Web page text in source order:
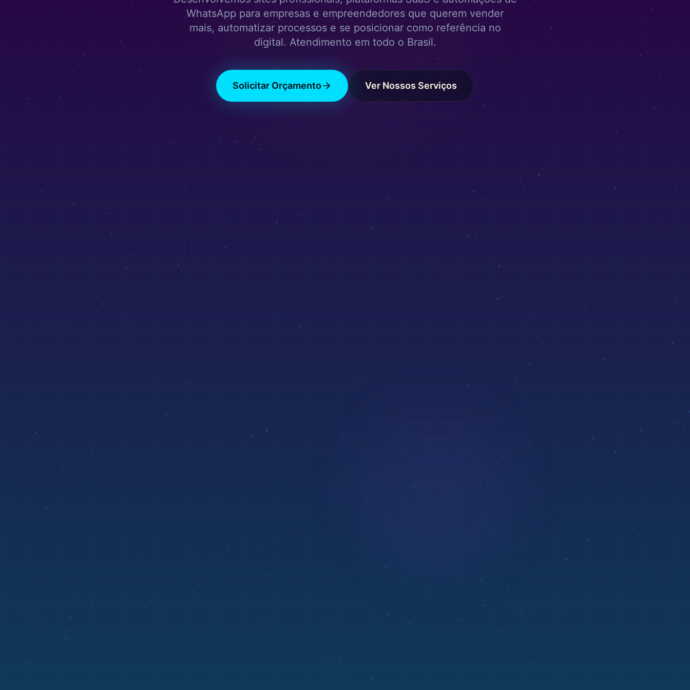
WhatsApp para empresas e empreendedores que querem vender
mais, automatizar processos e se posicionar como referência no
digital. Atendimento em todo o Brasil.
Solicitar Orçamento Ver Nossos Serviços